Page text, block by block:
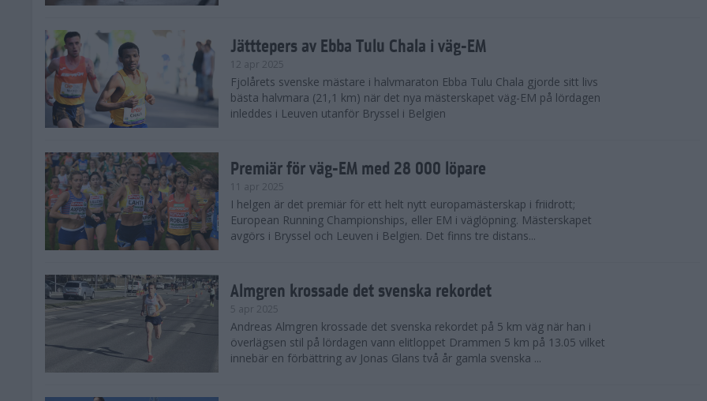
Jätttepers av Ebba Tulu Chala i väg-EM
12 apr 2025
Fjolårets svenske mästare i halvmaraton Ebba Tulu Chala gjorde sitt livs
bästa halvmara (21,1 km) när det nya mästerskapet väg-EM på lördagen
inleddes i Leuven utanför Bryssel i Belgien
Premiär för väg-EM med 28 000 löpare
11 apr 2025
I helgen är det premiär för ett helt nytt europamästerskap i friidrott;
European Running Championships, eller EM i väglöpning. Mästerskapet
avgörs i Bryssel och Leuven i Belgien. Det finns tre distans...
Almgren krossade det svenska rekordet
5 apr 2025
Andreas Almgren krossade det svenska rekordet på 5 km väg när han i
överlägsen stil på lördagen vann elitloppet Drammen 5 km på 13.05 vilket
innebär en förbättring av Jonas Glans två år gamla svenska ...